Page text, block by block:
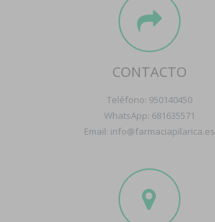
CONTACTO
Teléfono: 950140450
WhatsApp: 681635571
Email: info@farmaciapilarica.es